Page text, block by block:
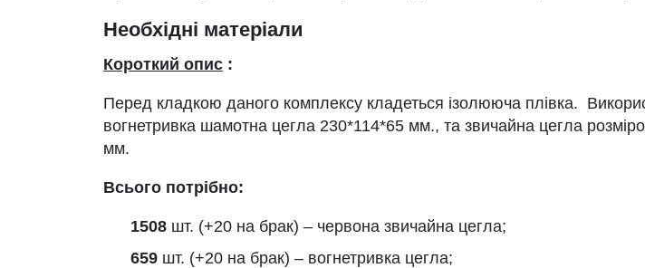
Необхідні матеріали
Короткий опис :
Перед кладкою даного комплексу кладеться ізолююча плівка.
вогнетривка шамотна цегла 230*114*65 мм., та звичайна цегла
мм.
Всього потрібно:
1508 шт. (+20 на брак) – червона звичайна цегла;
659 шт. (+20 на брак) – вогнетривка цегла;